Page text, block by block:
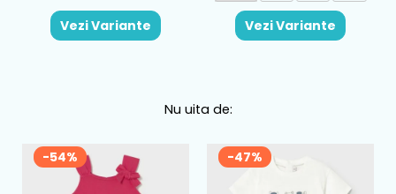
Vezi Variante Vezi Variante
Nu uita de:
-54% -47%